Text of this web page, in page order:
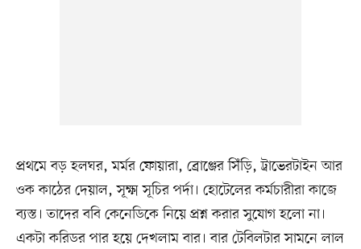
প্রথমে বড় হলঘর, মর্মর ফোয়ারা, ব্রোঞ্জের সিঁড়ি, ট্রাভেরটাইন আর
ওক কাঠের দেয়াল, সূক্ষ্ম সূচির পর্দা। হোটেলের কর্মচারীরা কাজে
ব্যস্ত। তাদের ববি কেনেডিকে নিয়ে প্রশ্ন করার সুযোগ হলো না।
একটা করিডর পার হয়ে দেখলাম বার। বার টেবিলটার সামনে লাল